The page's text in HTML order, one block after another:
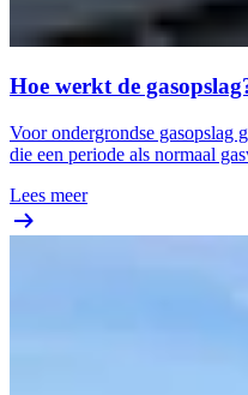
Hoe werkt de
Voor ondergrondse gasopslag
die een periode als normaal
Lees meer